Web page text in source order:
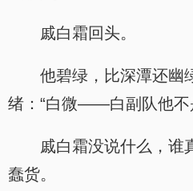
戚白霜回头。
他碧绿，比深潭还幽
绪：“白微——白副队他不
戚白霜没说什么，谁
蠢货。